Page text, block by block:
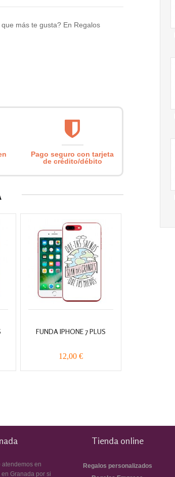
más te gusta? En Regalos
Pago seguro con tarjeta
de crédito/débito
FUNDA IPHONE 7 PLUS
12,00 €
atendemos en
Granada por si
Tienda online
Regalos personalizados